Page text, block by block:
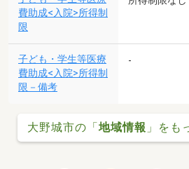
費助成<入院>所得制
限
子ども・学生等医療
費助成<入院>所得制
限－備考
-
大野城市の「地域情報 」をも